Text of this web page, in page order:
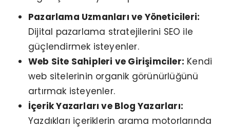
Pazarlama Uzmanları ve Yöneticileri:
Dijital pazarlama stratejilerini SEO ile
güçlendirmek isteyenler.
Web Site Sahipleri ve Girişimciler: Kendi
web sitelerinin organik görünürlüğünü
artırmak isteyenler.
İçerik Yazarları ve Blog Yazarları:
Yazdıkları içeriklerin arama motorlarında